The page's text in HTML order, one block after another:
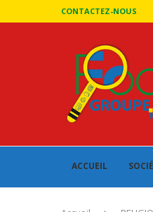
CONTACTEZ-NOUS
ACCUEIL